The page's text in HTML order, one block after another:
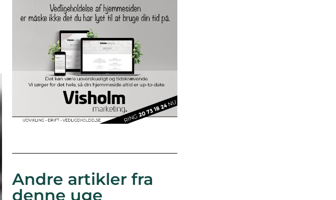
Andre artikler fra
denne uge